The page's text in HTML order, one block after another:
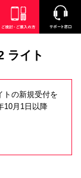
ライト
トの新規受付を
10月1日以降